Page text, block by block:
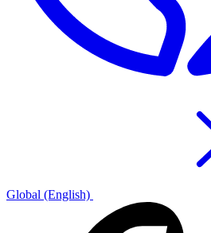
Global (English)